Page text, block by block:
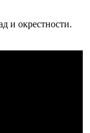
и окрестности.